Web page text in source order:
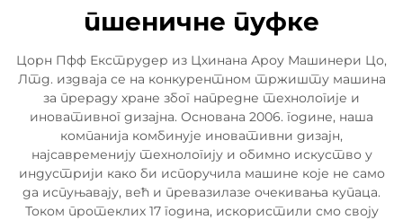
пшеничне пуфке
Цорн Пфф Екструдер из Цхинана Ароу Машинери Цо,
Лтд. издваја се на конкурентном тржишту машина
за прераду хране због напредне технологије и
иновативног дизајна. Основана 2006. године, наша
компанија комбинује иновативни дизајн,
најсавременију технологију и обимно искуство у
индустрији како би испоручила машине које не само
да испуњавају, већ и превазилазе очекивања купаца.
Током протеклих 17 година, искористили смо своју